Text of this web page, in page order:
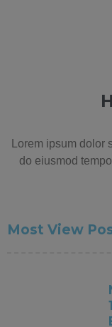
Lorem ipsum dolor
do eiusmod
Most View